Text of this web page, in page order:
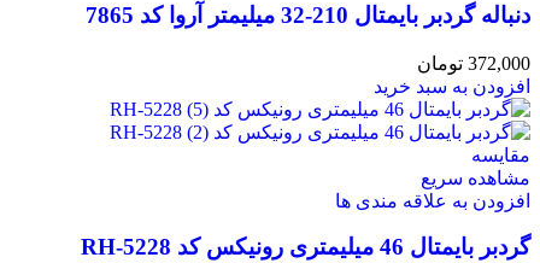
دنباله گردبر بایمتال 210-32 میلیمتر آروا کد 7865
372,000 تومان
افزودن به سبد خرید
مقایسه
مشاهده سریع
افزودن به علاقه مندی ها
گردبر بایمتال 46 میلیمتری رونیکس کد RH-5228